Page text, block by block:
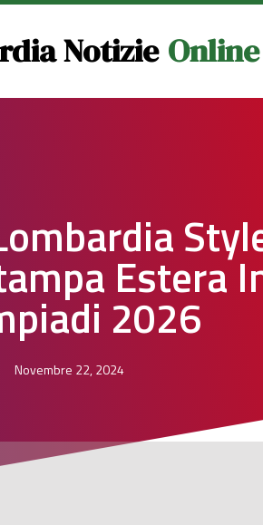
Notizie Online
Estera
2026
Novembre 22, 2024